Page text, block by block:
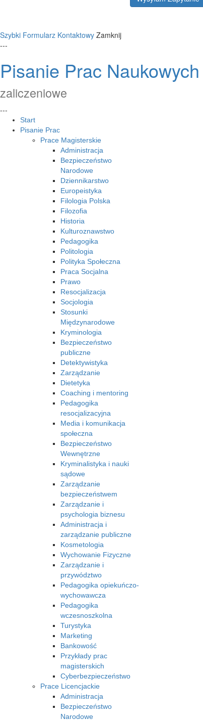
Szybki Formularz Kontaktowy Zamknij
---
Pisanie Prac Naukowych
zaliczeniowe
---
Start
Pisanie Prac
Prace Magisterskie
Administracja
Bezpieczeństwo
Narodowe
Dziennikarstwo
Europeistyka
Filologia Polska
Filozofia
Historia
Kulturoznawstwo
Pedagogika
Politologia
Polityka Społeczna
Praca Socjalna
Prawo
Resocjalizacja
Socjologia
Stosunki
Międzynarodowe
Kryminologia
Bezpieczeństwo
publiczne
Detektywistyka
Zarządzanie
Dietetyka
Coaching i mentoring
Pedagogika
resocjalizacyjna
Media i komunikacja
społeczna
Bezpieczeństwo
Wewnętrzne
Kryminalistyka i nauki
sądowe
Zarządzanie
bezpieczeństwem
Zarządzanie i
psychologia biznesu
Administracja i
zarządzanie publiczne
Kosmetologia
Wychowanie Fizyczne
Zarządzanie i
przywództwo
Pedagogika opiekuńczo-
wychowawcza
Pedagogika
wczesnoszkolna
Turystyka
Marketing
Bankowość
Przykłady prac
magisterskich
Cyberbezpieczeństwo
Prace Licencjackie
Administracja
Bezpieczeństwo
Narodowe